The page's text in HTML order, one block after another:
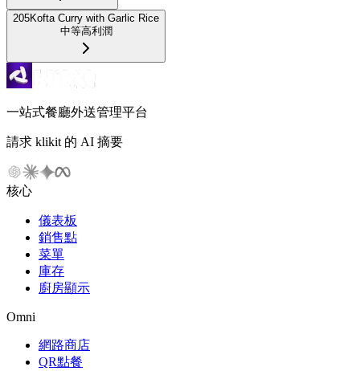
205Kofta Curry with Garlic Rice
中等高利潤
一站式餐廳外送管理平台
請求 klikit 的 AI 摘要
核心
儀表板
銷售點
菜單
庫存
廚房顯示
Omni
網路商店
QR點餐